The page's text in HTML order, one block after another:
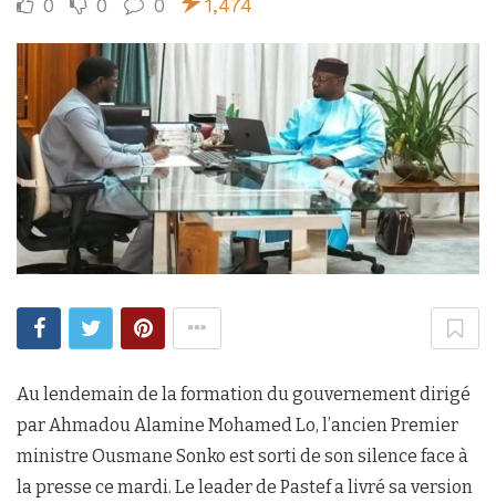
0 0 0 1,474
Au lendemain de la formation du gouvernement dirigé
par Ahmadou Alamine Mohamed Lo, l’ancien Premier
ministre Ousmane Sonko est sorti de son silence face à
la presse ce mardi. Le leader de Pastef a livré sa version